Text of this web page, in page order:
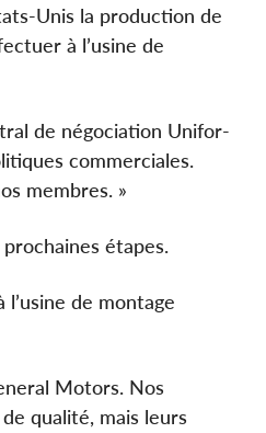
Unis la production de
à l’usine de
de négociation Unifor-
commerciales.
membres. »
étapes.
de montage
Motors. Nos
qualité, mais leurs